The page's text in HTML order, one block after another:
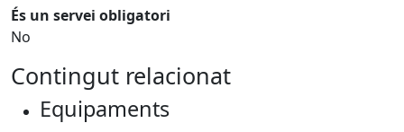
És un servei obligatori
No
Contingut relacionat
Equipaments